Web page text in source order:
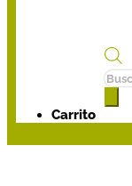
de
Carrito